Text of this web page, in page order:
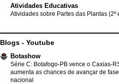
Atividades Educativas
Atividades sobre Partes das Plantas (2º
Blogs - Youtube
Botashow
Série C: Botafogo-PB vence o Caxias-
aumenta as chances de avançar de
nacional